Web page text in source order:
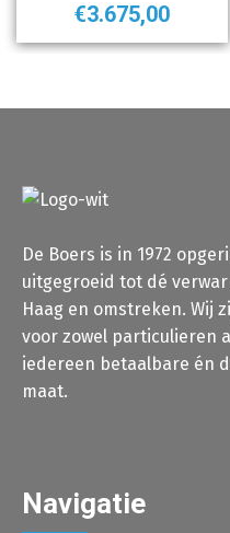
€3.675,00
De Boers is in 1972
uitgegroeid tot dé
Haag en omstreken. Wij
voor zowel particulieren
iedereen betaalbare én
maat.
Navigatie